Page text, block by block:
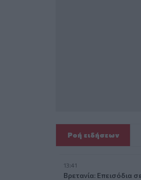
Ροή ειδήσεων
13:41
Βρετανία: Επεισόδια